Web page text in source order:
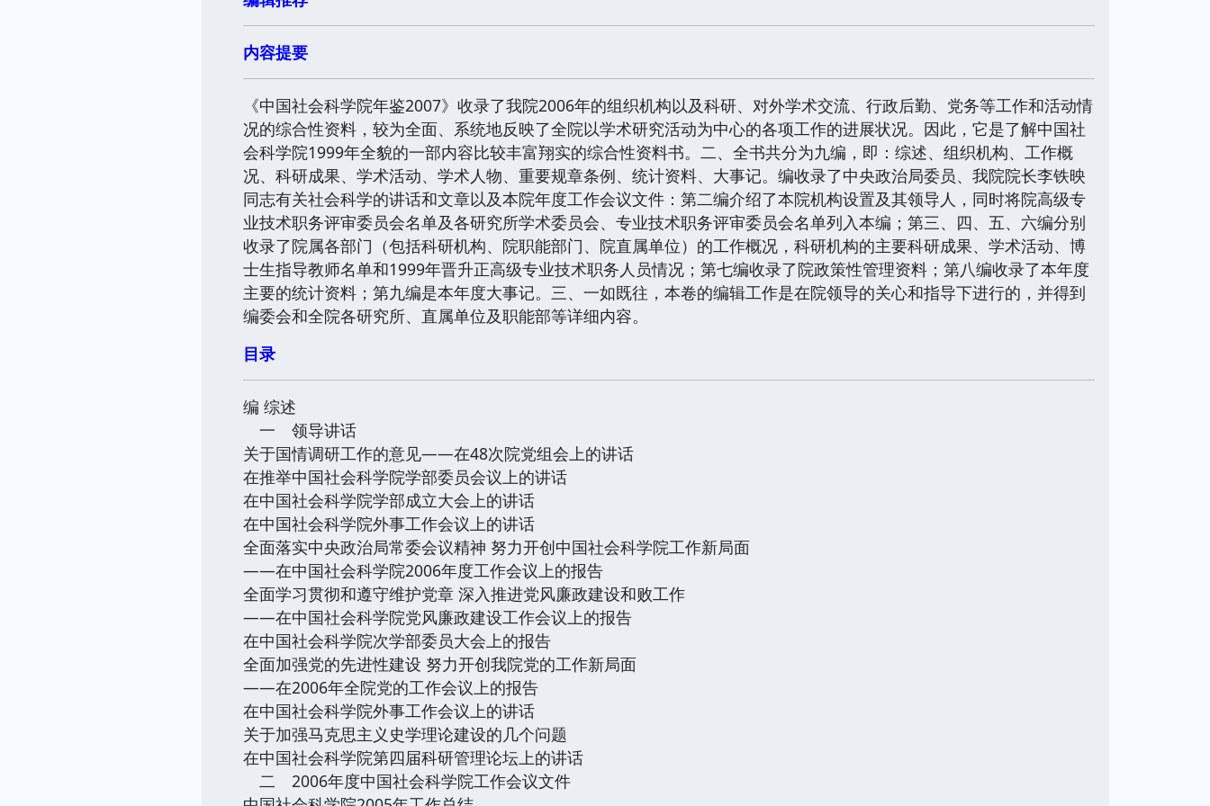
内容提要
《中国社会科学院年鉴2007》收录了我院2006年的组织机构以及科研、对外学术交流、行政后勤、党务等工作和活动情
况的综合性资料，较为全面、系统地反映了全院以学术研究活动为中心的各项工作的进展状况。因此，它是了解中国社
会科学院1999年全貌的一部内容比较丰富翔实的综合性资料书。二、全书共分为九编，即：综述、组织机构、工作概
况、科研成果、学术活动、学术人物、重要规章条例、统计资料、大事记。编收录了中央政治局委员、我院院长李铁映
同志有关社会科学的讲话和文章以及本院年度工作会议文件：第二编介绍了本院机构设置及其领导人，同时将院高级专
业技术职务评审委员会名单及各研究所学术委员会、专业技术职务评审委员会名单列入本编；第三、四、五、六编分别
收录了院属各部门（包括科研机构、院职能部门、院直属单位）的工作概况，科研机构的主要科研成果、学术活动、博
士生指导教师名单和1999年晋升正高级专业技术职务人员情况；第七编收录了院政策性管理资料；第八编收录了本年度
主要的统计资料；第九编是本年度大事记。三、一如既往，本卷的编辑工作是在院领导的关心和指导下进行的，并得到
编委会和全院各研究所、直属单位及职能部等详细内容。
目录
编 综述
一 领导讲话
关于国情调研工作的意见——在48次院党组会上的讲话
在推举中国社会科学院学部委员会议上的讲话
在中国社会科学院学部成立大会上的讲话
在中国社会科学院外事工作会议上的讲话
全面落实中央政治局常委会议精神 努力开创中国社会科学院工作新局面
——在中国社会科学院2006年度工作会议上的报告
全面学习贯彻和遵守维护党章 深入推进党风廉政建设和败工作
——在中国社会科学院党风廉政建设工作会议上的报告
在中国社会科学院次学部委员大会上的报告
全面加强党的先进性建设 努力开创我院党的工作新局面
——在2006年全院党的工作会议上的报告
在中国社会科学院外事工作会议上的讲话
关于加强马克思主义史学理论建设的几个问题
在中国社会科学院第四届科研管理论坛上的讲话
二 2006年度中国社会科学院工作会议文件